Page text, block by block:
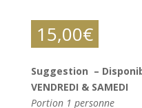
15,00€
Suggestion –
VENDREDI & SAMEDI
Portion 1 personne